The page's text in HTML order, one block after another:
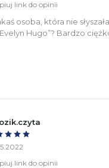
link do opinii
osoba, która nie
Hugo”? Bardzo
link do opinii